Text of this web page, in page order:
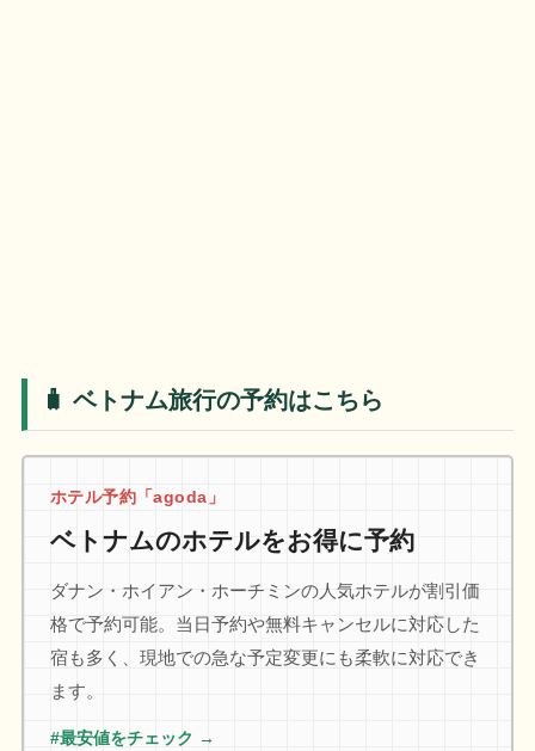
🧳 ベトナム旅行の予約はこちら
ホテル予約「agoda」
ベトナムのホテルをお得に予約
ダナン・ホイアン・ホーチミンの人気ホテルが割引価
格で予約可能。当日予約や無料キャンセルに対応した
宿も多く、現地での急な予定変更にも柔軟に対応でき
ます。
#最安値をチェック →